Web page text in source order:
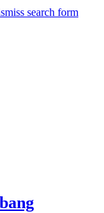
search form